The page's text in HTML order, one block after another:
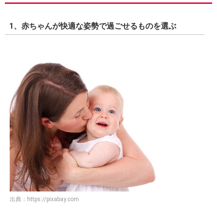
1、赤ちゃんが快適な姿勢で過ごせるものを選ぶ
出典： https://pixabay.com